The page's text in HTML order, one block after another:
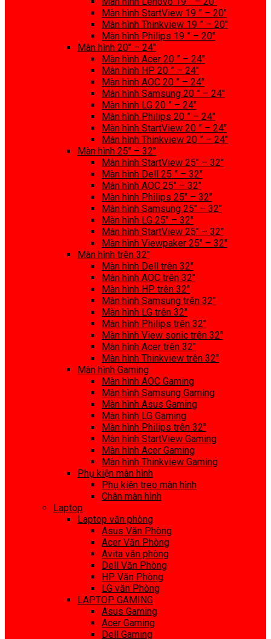
Màn hình StartView 19 ” – 20″
Màn hình Thinkview 19 ” – 20″
Màn hình Philips 19 ” – 20″
Màn hình 20″ – 24″
Màn hình Acer 20 ” – 24″
Màn hình HP 20 ” – 24″
Màn hình AOC 20 ” – 24″
Màn hình Samsung 20 ” – 24″
Màn hình LG 20 ” – 24″
Màn hình Philips 20 ” – 24″
Màn hình StartView 20 ” – 24″
Màn hình Thinkview 20 ” – 24″
Màn hình 25″ – 32″
Màn hình StartView 25″ – 32″
Màn hình Dell 25 ” – 32″
Màn hình AOC 25″ – 32″
Màn hình Philips 25″ – 32″
Màn hình Samsung 25″ – 32″
Màn hình LG 25″ – 32″
Màn hình StartView 25″ – 32″
Màn hình Viewpaker 25″ – 32″
Màn hình trên 32″
Màn hình Dell trên 32″
Màn hình AOC trên 32″
Màn hình HP trên 32″
Màn hình Samsung trên 32″
Màn hình LG trên 32″
Màn hình Philips trên 32″
Màn hình View sonic trên 32″
Màn hình Acer trên 32″
Màn hình Thinkview trên 32″
Màn hình Gaming
Màn hình AOC Gaming
Màn hình Samsung Gaming
Màn hình Asus Gaming
Màn hình LG Gaming
Màn hình Philips trên 32″
Màn hình StartView Gaming
Màn hình Acer Gaming
Màn hình Thinkview Gaming
Phụ kiện màn hình
Phụ kiện treo màn hình
Chân màn hình
Laptop
Laptop văn phòng
Asus Văn Phòng
Acer Văn Phòng
Avita văn phòng
Dell Văn Phòng
HP Văn Phòng
LG văn Phòng
LAPTOP GAMING
Asus Gaming
Acer Gaming
Dell Gaming